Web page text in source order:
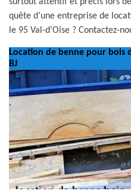
quête d’une entreprise de
le 95 Val-d'Oise ? Contactez-
Location de benne pour bois
BJ